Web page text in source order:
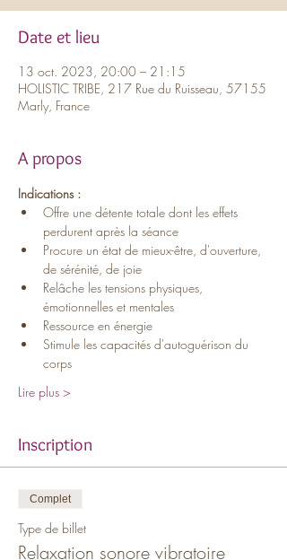
Date et lieu
13 oct. 2023, 20:00 – 21:15
HOLISTIC TRIBE, 217 Rue du Ruisseau, 57155
Marly, France
A propos
Indications :
Offre une détente totale dont les effets
perdurent après la séance
Procure un état de mieux-être, d'ouverture,
de sérénité, de joie
Relâche les tensions physiques,
émotionnelles et mentales
Ressource en énergie
Stimule les capacités d'autoguérison du
corps
Lire plus >
Inscription
Complet
Type de billet
Relaxation sonore vibratoire